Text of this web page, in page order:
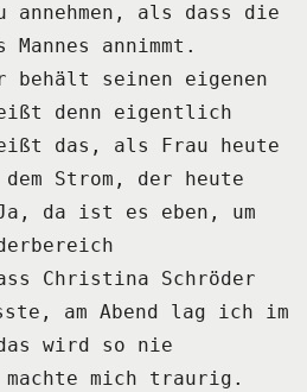
annehmen, als dass die
Mannes annimmt.
behält seinen eigenen
denn eigentlich
das, als Frau heute
dem Strom, der heute
da ist es eben, um
Christina Schröder
am Abend lag ich im
wird so nie
machte mich traurig.